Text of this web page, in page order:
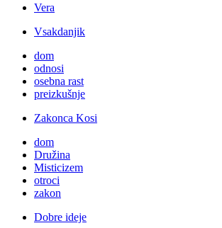
Vera
Vsakdanjik
dom
odnosi
osebna rast
preizkušnje
Zakonca Kosi
dom
Družina
Misticizem
otroci
zakon
Dobre ideje